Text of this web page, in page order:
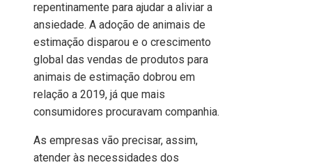
repentinamente para ajudar a aliviar a
ansiedade. A adoção de animais de
estimação disparou e o crescimento
global das vendas de produtos para
animais de estimação dobrou em
relação a 2019, já que mais
consumidores procuravam companhia.
As empresas vão precisar, assim,
atender às necessidades dos